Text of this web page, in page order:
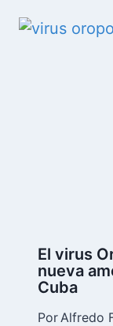
El virus
nueva
Cuba
PorAlfredo